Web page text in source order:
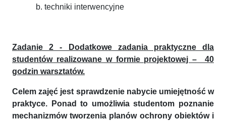
techniki interwencyjne
Zadanie 2 - Dodatkowe zadania praktyczne dla
studentów realizowane w formie projektowej – 40
godzin warsztatów.
Celem zajęć jest sprawdzenie nabycie umiejętność w
praktyce. Ponad to umożliwia studentom poznanie
mechanizmów tworzenia planów ochrony obiektów i